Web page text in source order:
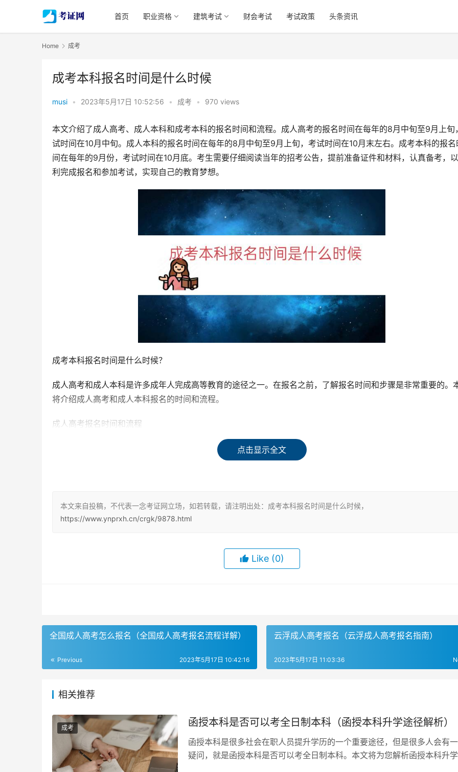
首页 职业资格 建筑考试 财会考试 考试政策 头条资讯
Home 成考
成考本科报名时间是什么时候
musi • 2023年5月17日 10:52:56 • 成考 • 970 views
本文介绍了成人高考、成人本科和成考本科的报名时间和流程。成人高考的报名时间在每年的8月中旬至9月上旬
试时间在10月中旬。成人本科的报名时间在每年的8月中旬至9月上旬，考试时间在10月末左右。成考本科的报名
间在每年的9月份，考试时间在10月底。考生需要仔细阅读当年的招考公告，提前准备证件和材料，认真备考，
利完成报名和参加考试，实现自己的教育梦想。
成考本科报名时间是什么时候？
成人高考和成人本科是许多成年人完成高等教育的途径之一。在报名之前，了解报名时间和步骤是非常重要的。
将介绍成人高考和成人本科报名的时间和流程。
成人高考报名时间和流程
成人高考报名采用网上报名的方式，每年一次。一般在每年的8月中旬至9月上旬进行网上报名。随后，考生需前
区县指定地点进行现场确认，需要带上网报号和身份证、毕业证原件和复印件，以及外地考生需要带上暂住证。全
成人本科报名时间和流程
成人本科的报名时间预计在8月中旬至9月上旬，考试时间在10月末左右。成人本科的报名采用网上报名的方式。考
机会，包括网上报名、现场确认和网上缴费三个阶段，每个阶段持续时间在2至5天左右。在2023年，成人高考本
的报名时间预计在8月中旬至9月上旬，考生可以在规定的时间内登录考试院进行报名。
在完成报名后一个月左右才会进行考试。成考本科的报名采用省教育考试院进行报名，报名时间为5至7天。报名
底，报名时间为8月底至9月初。成考本科的招生对象为高中文化水平和专科毕业证书的人员。
高考的报名时间在每年的8月中旬至9月上旬，考试时间在10月中旬的一个双休日进行。成人本科的报名时间在每年
的8月中旬至9月上旬，考试时间在10月末左右进行。而成考本科的报名时间在每年的9月份，考试时间在10月底
名时间为8月底至9月初。
点击显示全文
本文来自投稿，不代表一念考证网立场，如若转载，请注明出处：成考本科报名时间是什么时候，
https://www.ynprxh.cn/crgk/9878.html
Like (0)
全国成人高考怎么报名（全国成人高考报名流程详解）
Previous 2023年5月17日 10:42:16
云浮成人高考报名（云浮成人高考报名指南）
2023年5月17日 11:03:36
相关推荐
成考 函授本科是否可以考全日制本科（函授本科升学途径解析）
函授本科是很多社会在职人员提升学历的一个重要途径，但是很多人会有
疑问，就是函授本科是否可以考全日制本科。本文将为您解析函授本科升学